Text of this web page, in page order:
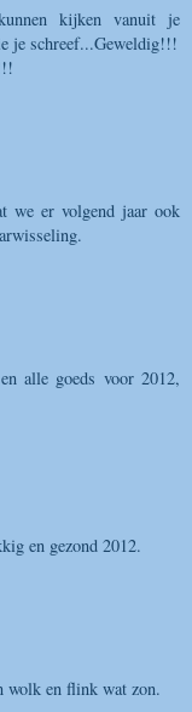
kijken vanuit je
je schreef...Geweldig!!!
we er volgend jaar ook
alle goeds voor 2012,
en gezond 2012.
wolk en flink wat zon.